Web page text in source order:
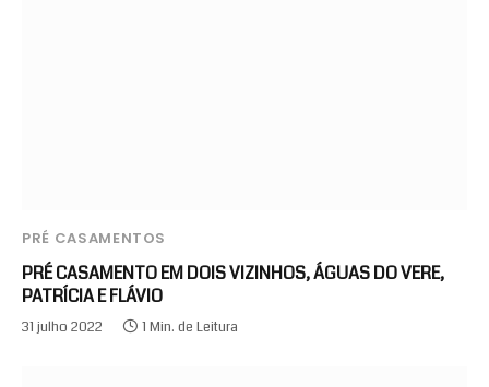
PRÉ CASAMENTOS
PRÉ CASAMENTO EM DOIS VIZINHOS, ÁGUAS DO VERE,
PATRÍCIA E FLÁVIO
31 julho 2022 1 Min. de Leitura